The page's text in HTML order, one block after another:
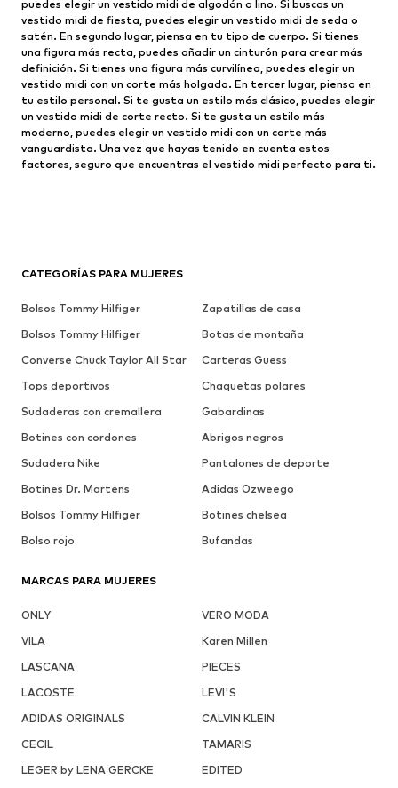
CATEGORÍAS PARA MUJERES
Bolsos Tommy Hilfiger
Zapatillas de casa
Bolsos Tommy Hilfiger
Botas de montaña
Converse Chuck Taylor All Star
Carteras Guess
Tops deportivos
Chaquetas polares
Sudaderas con cremallera
Gabardinas
Botines con cordones
Abrigos negros
Sudadera Nike
Pantalones de deporte
Botines Dr. Martens
Adidas Ozweego
Bolsos Tommy Hilfiger
Botines chelsea
Bolso rojo
Bufandas
MARCAS PARA MUJERES
ONLY
VERO MODA
VILA
Karen Millen
LASCANA
PIECES
LACOSTE
LEVI'S
ADIDAS ORIGINALS
CALVIN KLEIN
CECIL
TAMARIS
LEGER by LENA GERCKE
EDITED
puedes elegir un vestido midi de algodón o lino. Si buscas un
vestido midi de fiesta, puedes elegir un vestido midi de seda o
satén. En segundo lugar, piensa en tu tipo de cuerpo. Si tienes
una figura más recta, puedes añadir un cinturón para crear más
definición. Si tienes una figura más curvilínea, puedes elegir un
vestido midi con un corte más holgado. En tercer lugar, piensa en
tu estilo personal. Si te gusta un estilo más clásico, puedes elegir
un vestido midi de corte recto. Si te gusta un estilo más
moderno, puedes elegir un vestido midi con un corte más
vanguardista. Una vez que hayas tenido en cuenta estos
factores, seguro que encuentras el vestido midi perfecto para ti.